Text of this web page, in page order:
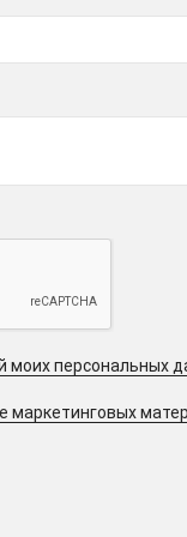
моих персональных
маркетинговых